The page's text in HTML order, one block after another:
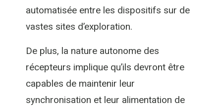
automatisée entre les dispositifs sur de
vastes sites d’exploration.
De plus, la nature autonome des
récepteurs implique qu’ils devront être
capables de maintenir leur
synchronisation et leur alimentation de